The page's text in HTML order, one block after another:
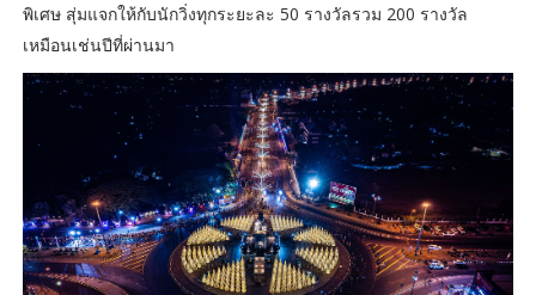
พิเศษ สุ่มแจกให้กับนักวิ่งทุกระยะละ 50 รางวัลรวม 200 รางวัล
เหมือนเช่นปีที่ผ่านมา